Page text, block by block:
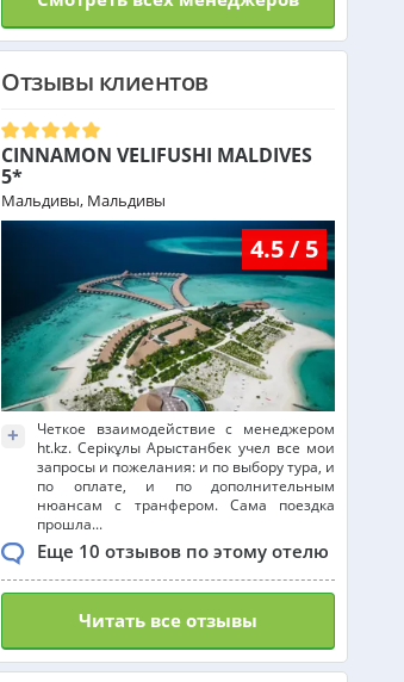
Греция из Алматы
Сейшелы из Алматы
Доминикана из Алматы
Франция из Алматы
Болгария из Алматы
Финляндия из Алматы
Сингапур из Алматы
Танзания из Алматы
Отзывы клиентов
CINNAMON VELIFUSHI MALDIVES
5*
Мальдивы, Мальдивы
4.5 / 5
+
Четкое взаимодействие с менеджером
ht.kz. Серікұлы Арыстанбек учел все мои
запросы и пожелания: и по выбору тура, и
по оплате, и по дополнительным
нюансам с транфером. Сама поездка
прошла...
Еще 10 отзывов по этому отелю
Читать все отзывы